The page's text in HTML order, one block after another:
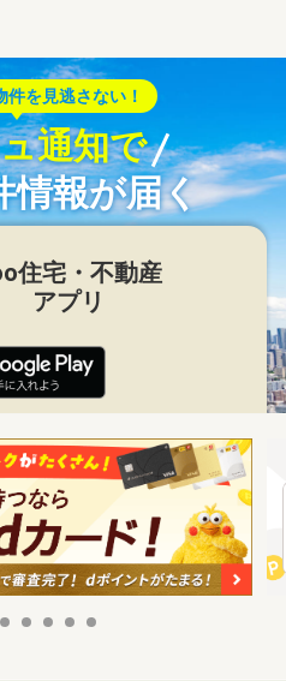
件を見逃さない！
通知で
情報が届く
住宅・不動産
アプリ